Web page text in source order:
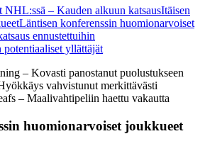
NHL:ssä – Kauden alkuun katsausItäisen
Läntisen konferenssin huomionarvoiset
ennustettuihin
potentiaaliset yllättäjät
– Kovasti panostanut puolustukseen
vahvistunut merkittävästi
– Maalivahtipeliin haettu vakautta
huomionarvoiset joukkueet